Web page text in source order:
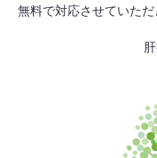
無料で対応させていただ